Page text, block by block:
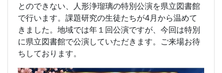
とのできない、人形浄瑠璃の特別公演を県立図書館
で行います。課題研究の生徒たちが4月から温めて
きました。地域では年１回公演ですが、今回は特別
に県立図書館で公演していただきます。ご来場お待
ちしております。